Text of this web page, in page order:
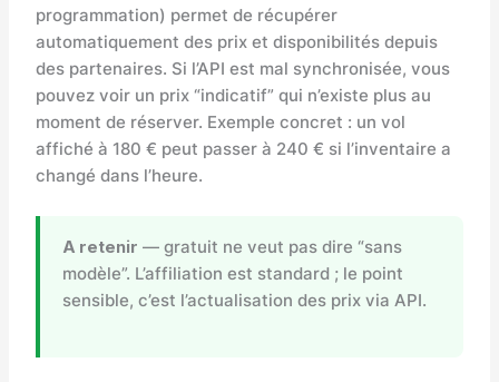
programmation) permet de récupérer
automatiquement des prix et disponibilités depuis
des partenaires. Si l’API est mal synchronisée, vous
pouvez voir un prix “indicatif” qui n’existe plus au
moment de réserver. Exemple concret : un vol
affiché à 180 € peut passer à 240 € si l’inventaire a
changé dans l’heure.
A retenir — gratuit ne veut pas dire “sans
modèle”. L’affiliation est standard ; le point
sensible, c’est l’actualisation des prix via API.